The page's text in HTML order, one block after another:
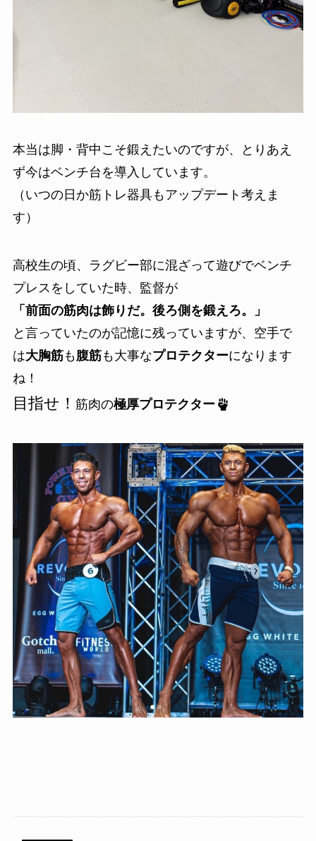
本当は脚・背中こそ鍛えたいのですが、とりあえ
ず今はベンチ台を導入しています。
（いつの日か筋トレ器具もアップデート考えま
す）
高校生の頃、ラグビー部に混ざって遊びでベンチ
プレスをしていた時、監督が
「前面の筋肉は飾りだ。後ろ側を鍛えろ。」
と言っていたのが記憶に残っていますが、空手で
は大胸筋も腹筋も大事なプロテクターになります
ね！
目指せ！ 筋肉の極厚プロテクター